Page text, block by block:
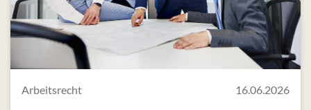
Arbeitsrecht 16.06.2026